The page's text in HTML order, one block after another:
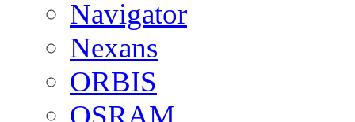
Navigator
Nexans
ORBIS
OSRAM